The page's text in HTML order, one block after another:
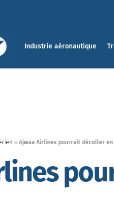
Industrie aéronautique
» Ajwaa Airlines pourrait décoller